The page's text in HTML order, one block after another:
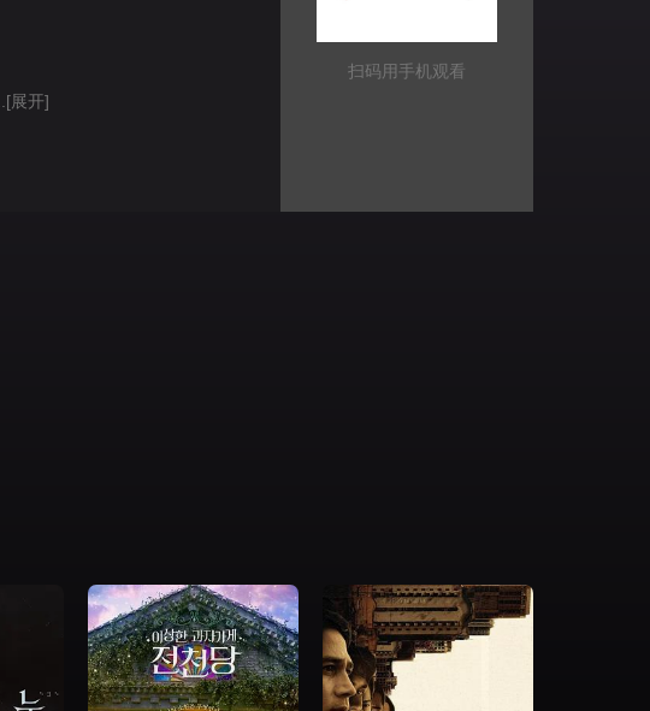
[展开]
扫码用手机观看